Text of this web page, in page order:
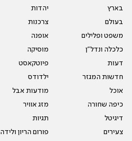
בארץ
בעולם
משפט ופלילים
כלכלה ונדל"ן
דעות
חדשות המגזר
אוכל
כיפה שחורה
דיגיטל
צעירים
יהדות
צרכנות
אופנה
מוסיקה
פיוטקאסט
ילדודס
מודעות אבל
מזג אוויר
תגיות
פורום הריון ולידה